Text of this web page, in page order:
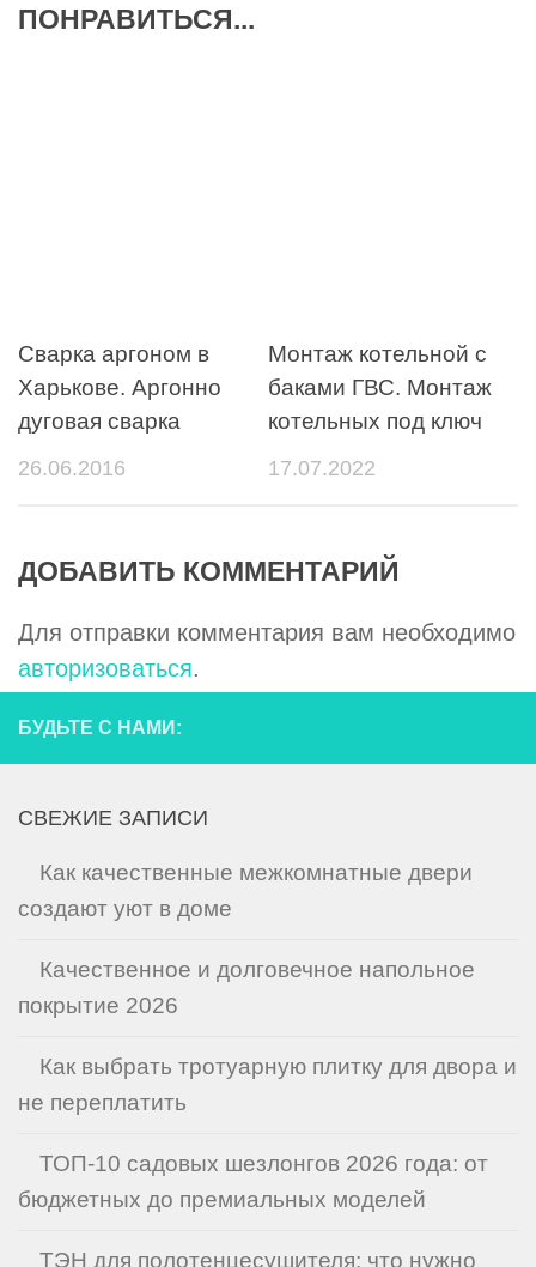
ПОНРАВИТЬСЯ...
Сварка аргоном в
Харькове. Аргонно
дуговая сварка
26.06.2016
Монтаж котельной с
баками ГВС. Монтаж
котельных под ключ
17.07.2022
ДОБАВИТЬ КОММЕНТАРИЙ
Для отправки комментария вам необходимо
авторизоваться.
БУДЬТЕ С НАМИ:
СВЕЖИЕ ЗАПИСИ
Как качественные межкомнатные двери
создают уют в доме
Качественное и долговечное напольное
покрытие 2026
Как выбрать тротуарную плитку для двора и
не переплатить
ТОП-10 садовых шезлонгов 2026 года: от
бюджетных до премиальных моделей
ТЭН для полотенцесушителя: что нужно